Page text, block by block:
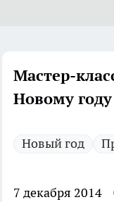
Мастер-
Новому году
Новый год
7 декабря 2014